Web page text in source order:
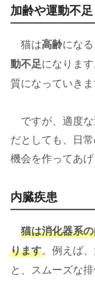
加齢や運動不足
猫は高齢にな
動不足になりま
質になっていきま
ですが、適度
だとしても、日
機会を作ってあげ
内臓疾患
猫は消化器系の
ります。例えば
と、スムーズな